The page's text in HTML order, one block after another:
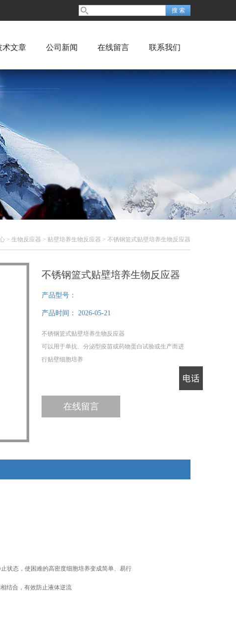
术文章 公司新闻 在线留言 联系我们
> 生物反应器 > 贴壁培养生物反应器 > 不锈钢篮式贴壁培养生物反应器
不锈钢篮式贴壁培养生物反应器
产品型号：
产品时间： 2026-05-21
不锈钢篮式贴壁培养生物反应器
可以用于单抗、分泌型疫苗或药物蛋白试验或生产而进
行贴壁细胞培养
在线留言
状态，使困难的高密度细胞培养变成简单、易行
结合，有效防止液体逆流